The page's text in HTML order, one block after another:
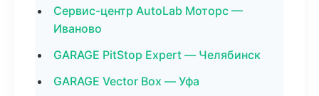
Сервис-центр AutoLab Моторс —
Иваново
GARAGE PitStop Expert — Челябинск
GARAGE Vector Box — Уфа